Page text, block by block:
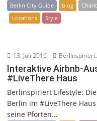
Berlin City Guide blog
Locations
Style
13. Juli 2016
Interaktive Airbnb-
#LiveThere Haus
Berlinspiriert Lifestyle:
Berlin im #LiveThere
seine Pforten...